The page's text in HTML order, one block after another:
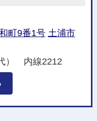
町9番1号 土浦市
代） 内線2212